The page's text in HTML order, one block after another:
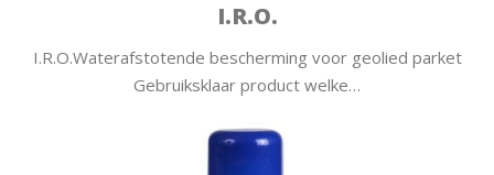
I.R.O.
I.R.O.Waterafstotende bescherming voor geolied parket
Gebruiksklaar product welke…